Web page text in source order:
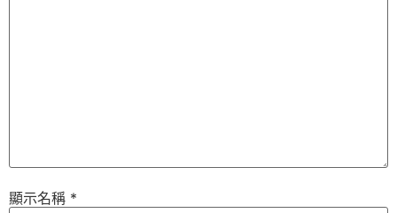
顯示名稱 *